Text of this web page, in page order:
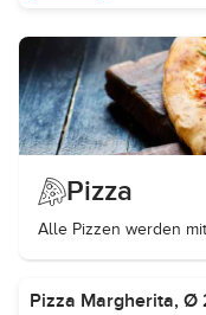
Pizza
Alle Pizzen werden
Pizza Margherita, Ø